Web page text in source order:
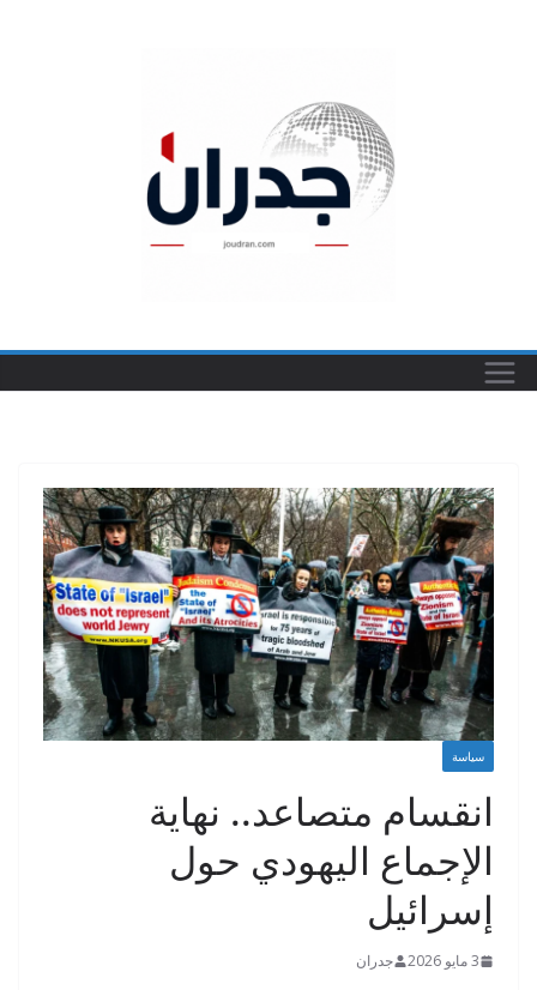
سياسة
انقسام متصاعد.. نهاية
الإجماع اليهودي حول
إسرائيل
3 مايو 2026 جدران